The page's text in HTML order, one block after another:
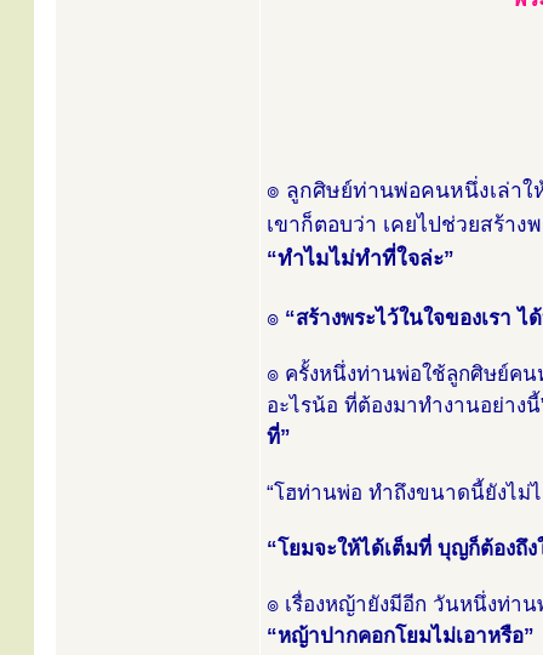
๏ ลูกศิษย์ท่านพ่อคนหนึ่งเล่า
เขาก็ตอบว่า เคยไปช่วยสร้า
“ทำไมไม่ทำที่ใจล่ะ”
๏ “สร้างพระไว้ในใจของเรา
๏ ครั้งหนึ่งท่านพ่อใช้ลูกศิษย์คน
อะไรน้อ ที่ต้องมาทำงานอย่าง
ที่”
“โฮท่านพ่อ ทำถึงขนาดนี้ยังไม่
“โยมจะให้ได้เต็มที่ บุญก็ต้องถึง
๏ เรื่องหญ้ายังมีอีก วันหนึ่งท่า
“หญ้าปากคอกโยมไม่เอาหรือ”